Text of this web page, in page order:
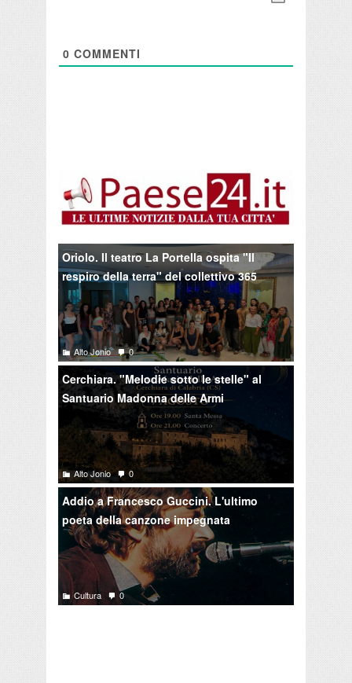
0 COMMENTI
Oriolo. Il teatro La Portella ospita "Il
respiro della terra" del collettivo 365
Alto Jonio 0
Cerchiara. "Melodie sotto le stelle" al
Santuario Madonna delle Armi
Alto Jonio 0
Addio a Francesco Guccini. L'ultimo
poeta della canzone impegnata
Cultura 0